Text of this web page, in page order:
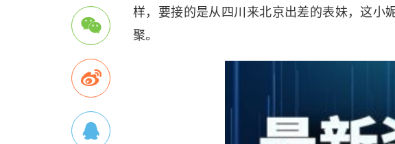
样，要接的是从四川来北京出差的表妹，这小
聚。